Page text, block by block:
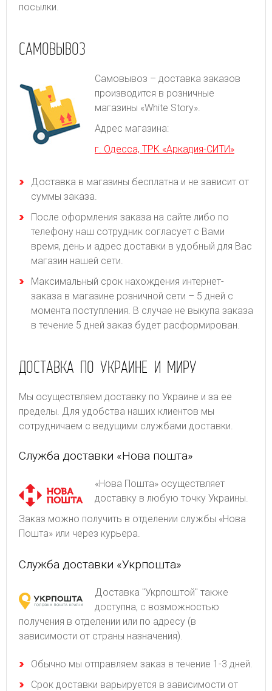
посылки.
САМОВЫВОЗ
Самовывоз – доставка заказов
производится в розничные
магазины «White Story».
Адрес магазина:
г. Одесса, ТРК «Аркадия-СИТИ»
Доставка в магазины бесплатна и не зависит от
суммы заказа.
После оформления заказа на сайте либо по
телефону наш сотрудник согласует с Вами
время, день и адрес доставки в удобный для Вас
магазин нашей сети.
Максимальный срок нахождения интернет-
заказа в магазине розничной сети – 5 дней с
момента поступления. В случае не выкупа заказа
в течение 5 дней заказ будет расформирован.
ДОСТАВКА ПО УКРАИНЕ И МИРУ
Мы осуществляем доставку по Украине и за ее
пределы. Для удобства наших клиентов мы
сотрудничаем с ведущими службами доставки.
Служба доставки «Нова пошта»
«Нова Пошта» осуществляет
доставку в любую точку Украины.
Заказ можно получить в отделении службы «Нова
Пошта» или через курьера.
Служба доставки «Укрпошта»
Доставка "Укрпоштой" также
доступна, с возможностью
получения в отделении или по адресу (в
зависимости от страны назначения).
Обычно мы отправляем заказ в течение 1-3 дней.
Срок доставки варьируется в зависимости от